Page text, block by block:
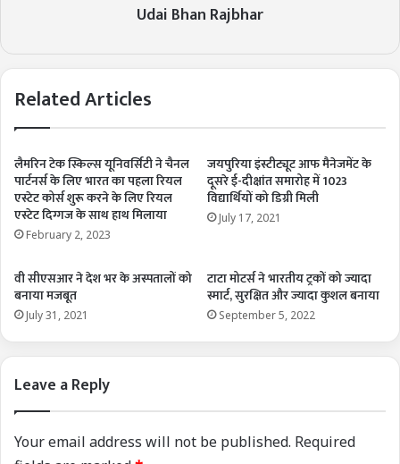
Udai Bhan Rajbhar
Related Articles
लैमरिन टेक स्किल्स यूनिवर्सिटी ने चैनल
पार्टनर्स के लिए भारत का पहला रियल
एस्टेट कोर्स शुरू करने के लिए रियल
एस्टेट दिग्गज के साथ हाथ मिलाया
February 2, 2023
जयपुरिया इंस्टीट्यूट आफ मैनेजमेंट के
दूसरे ई-दीक्षांत समारोह में 1023
विद्यार्थियों को डिग्री मिली
July 17, 2021
वी सीएसआर ने देश भर के अस्पतालों को
बनाया मजबूत
July 31, 2021
टाटा मोटर्स ने भारतीय ट्रकों को ज्यादा
स्मार्ट, सुरक्षित और ज्यादा कुशल बनाया
September 5, 2022
Leave a Reply
Your email address will not be published. Required